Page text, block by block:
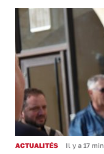
ACTUALITÉS Il y a 17 min